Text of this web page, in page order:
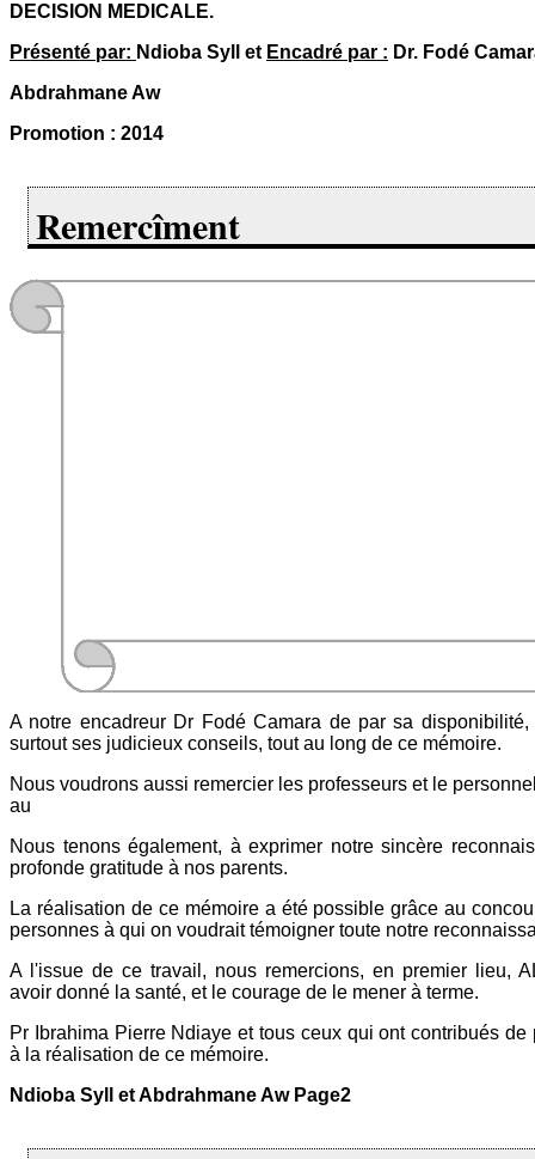
DECISION MEDICALE.
Présenté par: Ndioba Syll et Encadré par : Dr. Fodé
Abdrahmane Aw
Promotion : 2014
Remercîment
A notre encadreur Dr Fodé Camara de par sa
surtout ses judicieux conseils, tout au long de ce mémoire.
Nous voudrons aussi remercier les professeurs et le
au
Nous tenons également, à exprimer notre sincère
profonde gratitude à nos parents.
La réalisation de ce mémoire a été possible grâce au
personnes à qui on voudrait témoigner toute notre
A l'issue de ce travail, nous remercions, en premier lieu,
avoir donné la santé, et le courage de le mener à terme.
Pr Ibrahima Pierre Ndiaye et tous ceux qui ont contribués de
à la réalisation de ce mémoire.
Ndioba Syll et Abdrahmane Aw Page2